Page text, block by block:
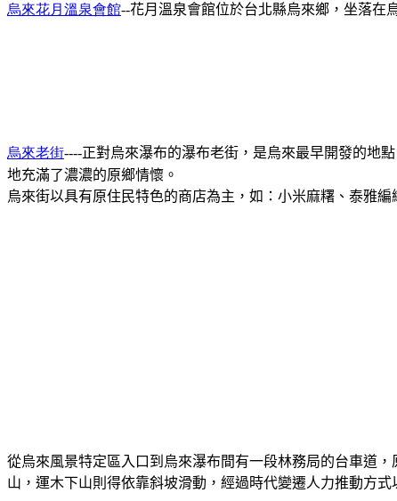
烏來花月溫泉會館--花月溫泉會館位於台北縣烏來鄉，坐落在
烏來老街----正對烏來瀑布的瀑布老街，是烏來最早開發的地
地充滿了濃濃的原鄉情懷。
烏來街以具有原住民特色的商店為主，如：小米麻糬、泰雅
從烏來風景特定區入口到烏來瀑布間有一段林務局的台車道
山，運木下山則得依靠斜坡滑動，經過時代變遷人力推動方